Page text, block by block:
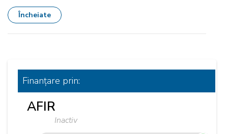
Încheiate
Finanțare prin:
AFIR
Inactiv